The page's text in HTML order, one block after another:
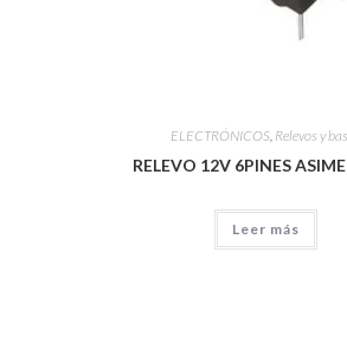
ELECTRÓNICOS Relevos y
RELEVO 12V 6PINES
Leer más